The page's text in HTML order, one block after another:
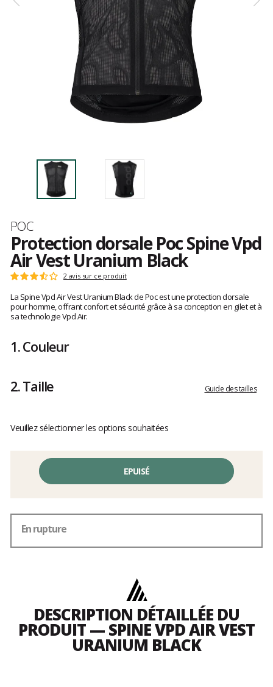
Marque
POC
Protection dorsale Poc Spine Vpd
Air Vest Uranium Black
Les
clients
Note
:
3.5
sur
2 avis sur ce produit
La Spine Vpd Air Vest Uranium Black de Poc est une protection dorsale
pour homme, offrant confort et sécurité grâce à sa conception en gilet et à
sa technologie Vpd Air.
1.Couleur
2.Taille Guide des tailles
Veuillez sélectionner les options souhaitées
EPUISÉ
En rupture
DESCRIPTION DÉTAILLÉE DU
PRODUIT — SPINE VPD AIR VEST
URANIUM BLACK